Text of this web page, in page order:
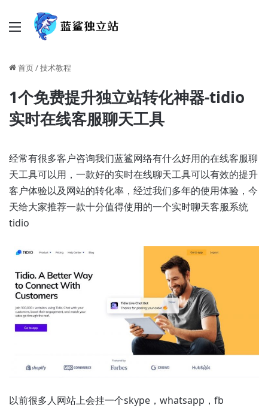
菜单
首页/技术教程
1个免费提升独立站转化神器-tidio
实时在线客服聊天工具
经常有很多客户咨询我们蓝鲨网络有什么好用的在线客服聊
天工具可以用，一款好的实时在线聊天工具可以有效的提升
客户体验以及网站的转化率，经过我们多年的使用体验，今
天给大家推荐一款十分值得使用的一个实时聊天客服系统
tidio
以前很多人网站上会挂一个skype，whatsapp，fb